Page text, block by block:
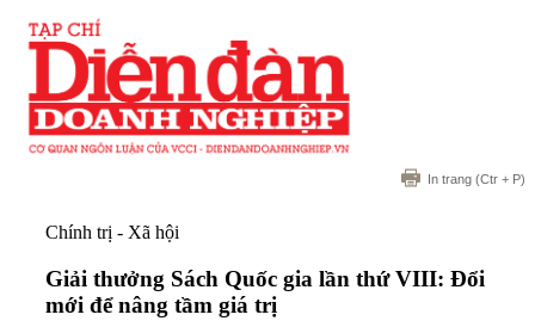
In trang (Ctr + P)
Chính trị - Xã hội
Giải thưởng Sách Quốc gia lần thứ VIII: Đổi
mới để nâng tầm giá trị